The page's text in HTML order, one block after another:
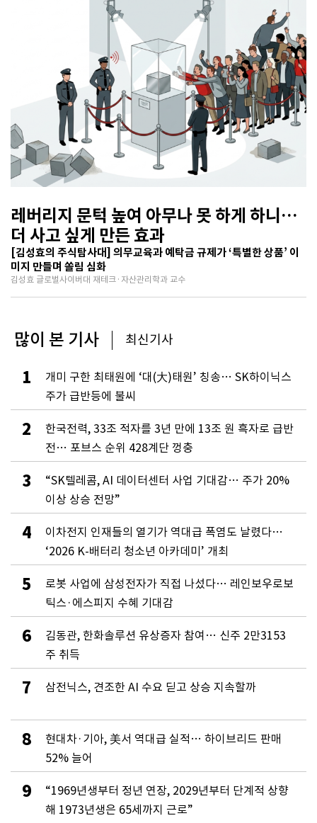
레버리지 문턱 높여 아무나 못 하게 하니…
더 사고 싶게 만든 효과
[김성효의 주식탐사대] 의무교육과 예탁금 규제가 ‘특별한 상품’ 이
미지 만들며 쏠림 심화
김성효 글로벌사이버대 재테크·자산관리학과 교수
많이 본 기사 최신기사
1
개미 구한 최태원에 ‘대(大)태원’ 칭송… SK하이닉스
주가 급반등에 불씨
2
한국전력, 33조 적자를 3년 만에 13조 원 흑자로 급반
전… 포브스 순위 428계단 껑충
3
“SK텔레콤, AI 데이터센터 사업 기대감… 주가 20%
이상 상승 전망”
4
이차전지 인재들의 열기가 역대급 폭염도 날렸다…
‘2026 K-배터리 청소년 아카데미’ 개최
5
로봇 사업에 삼성전자가 직접 나섰다… 레인보우로보
틱스·에스피지 수혜 기대감
6
김동관, 한화솔루션 유상증자 참여… 신주 2만3153
주 취득
7 삼전닉스, 견조한 AI 수요 딛고 상승 지속할까
8
현대차·기아, 美서 역대급 실적… 하이브리드 판매
52% 늘어
9
“1969년생부터 정년 연장, 2029년부터 단계적 상향
해 1973년생은 65세까지 근로”